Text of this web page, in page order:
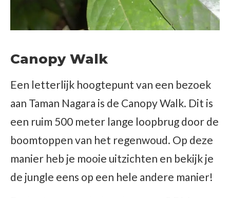
Canopy Walk
Een letterlijk hoogtepunt van een bezoek
aan Taman Nagara is de Canopy Walk. Dit is
een ruim 500 meter lange loopbrug door de
boomtoppen van het regenwoud. Op deze
manier heb je mooie uitzichten en bekijk je
de jungle eens op een hele andere manier!